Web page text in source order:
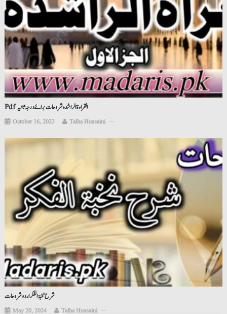
Pdf القراءۃ الراشدہ شروحات برائے درجہ ثانیہ
October 16, 2023 Talha Hussaini
شرح نخبۃ الفکر اردو شروحات
May 20, 2024 Talha Hussaini